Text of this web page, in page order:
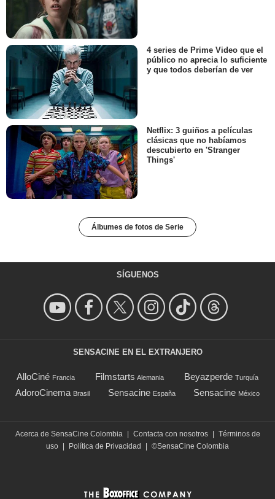
4 series de Prime Video que el
público no aprecia lo suficiente
y que todos deberían de ver
Netflix: 3 guiños a películas
clásicas que no habíamos
descubierto en 'Stranger
Things'
Álbumes de fotos de Serie
SÍGUENOS
SENSACINE EN EL EXTRANJERO
AlloCiné Francia Filmstarts Alemania Beyazperde Turquía
AdoroCinema Brasil Sensacine España Sensacine México
Acerca de SensaCine Colombia Contacta con nosotros
Términos de
uso
Política de Privacidad ©SensaCine Colombia